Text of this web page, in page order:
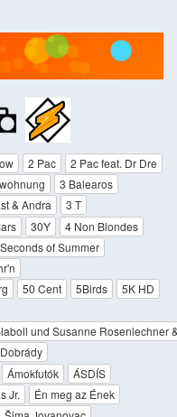
2 Pac
2 Pac feat. Dr Dre
3 Balearos
& Andra
3 T
30Y
4 Non Blondes
of Summer
50 Cent 5Birds
5K HD
und Susanne Rosenlechner
Ámokfutók
ÁSDÍS
Jr.
Én meg az Ének